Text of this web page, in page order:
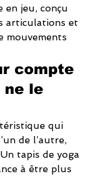
jeu, conçu
articulations et
mouvements
compte
ne le
qui
de l’autre,
tapis de yoga
à être plus